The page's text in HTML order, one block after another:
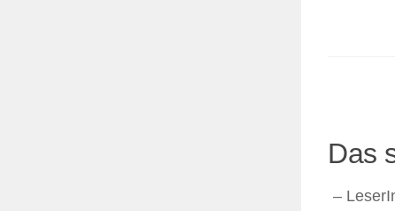
Das
–